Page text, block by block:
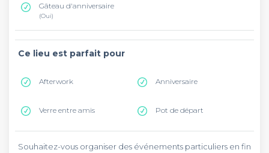
Gâteau d'anniversaire
(Oui)
Ce lieu est parfait pour
Afterwork Anniversaire
Verre entre amis Pot de départ
Souhaitez-vous organiser des événements particuliers en fin